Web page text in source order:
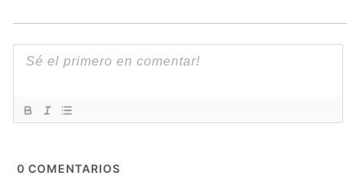
0 COMENTARIOS